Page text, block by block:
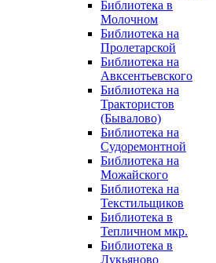
Библиотека в
Молочном
Библиотека на
Пролетарской
Библиотека на
Авксентьевского
Библиотека на
Трактористов
(Бывалово)
Библиотека на
Судоремонтной
Библиотека на
Можайского
Библиотека на
Текстильщиков
Библиотека в
Тепличном мкр.
Библиотека в
Лукьяново